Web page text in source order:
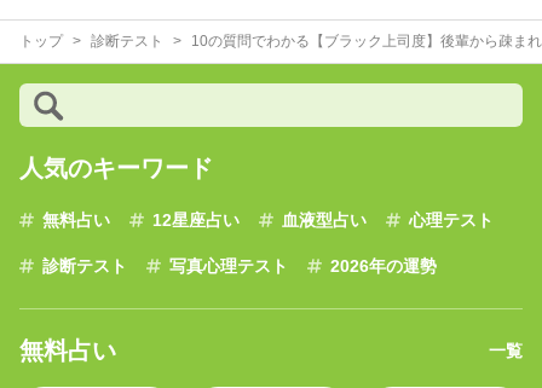
トップ 診断テスト 10の質問でわかる【ブラック上司度】後輩から疎ま
人気のキーワード
無料占い 12星座占い 血液型占い 心理テスト
診断テスト 写真心理テスト 2026年の運勢
無料占い 一覧